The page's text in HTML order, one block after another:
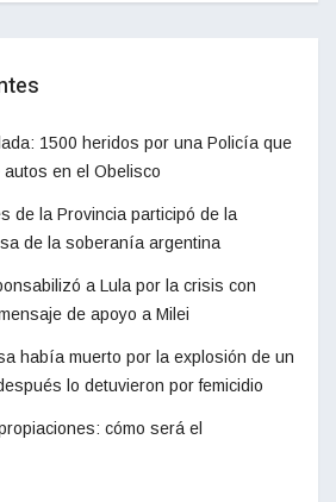
1500 heridos por una Policía que
en el Obelisco
de la Provincia participó de la
de la soberanía argentina
a Lula por la crisis con
de apoyo a Milei
había muerto por la explosión de un
lo detuvieron por femicidio
cómo será el